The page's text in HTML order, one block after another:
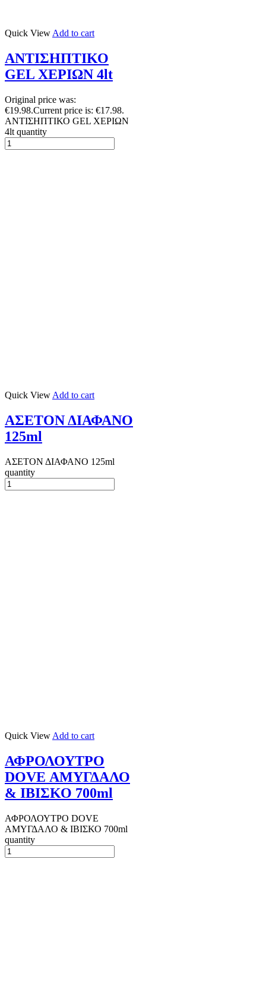
Quick View Add to cart
ΑΝΤΙΣΗΠΤΙΚΟ
GEL ΧΕΡΙΩΝ 4lt
Original price was:
€19.98.Current price is: €17.98.
ΑΝΤΙΣΗΠΤΙΚΟ GEL ΧΕΡΙΩΝ
4lt quantity
Quick View Add to cart
ΑΣΕΤΟΝ ΔΙΑΦΑΝΟ
125ml
ΑΣΕΤΟΝ ΔΙΑΦΑΝΟ 125ml
quantity
Quick View Add to cart
ΑΦΡΟΛΟΥΤΡΟ
DOVE ΑΜΥΓΔΑΛΟ
& ΙΒΙΣΚΟ 700ml
ΑΦΡΟΛΟΥΤΡΟ DOVE
ΑΜΥΓΔΑΛΟ & ΙΒΙΣΚΟ 700ml
quantity